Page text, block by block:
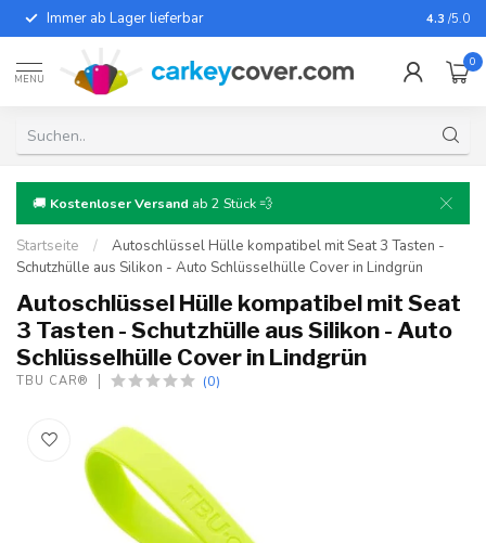
Immer ab Lager lieferbar Für fast
4.3 /5.0
MENU
0
🚚 Kostenloser Versand ab 2 Stück 💨
Startseite /
Autoschlüssel Hülle kompatibel mit Seat 3 Tasten -
Schutzhülle aus Silikon - Auto Schlüsselhülle Cover in Lindgrün
Autoschlüssel Hülle kompatibel mit Seat
3 Tasten - Schutzhülle aus Silikon - Auto
Schlüsselhülle Cover in Lindgrün
TBU CAR® (0)